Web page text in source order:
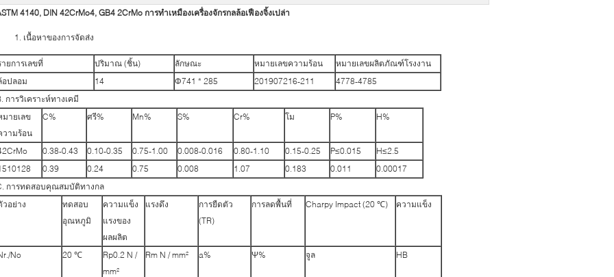
4140, DIN 42CrMo4, GB4 2CrMo การทำเหมืองเครื่องจักรกลล้อเฟืองจิ้งเปล่า
เนื้อหาของการจัดส่ง
ายการเลขที่ ปริมาณ (ชิ้น) ลักษณะ หมายเลขความร้อน
หมายเลขผลิตภัณฑ์โรงงาน
อปลอม
14 Φ741 * 285 201907216-211
4778-4785
การวิเคราะห์ทางเคมี
มายเลข
วามร้อน
C% ศรี% Mn% S% Cr% โม P% H%
0.38-0.43 0.10-0.35 0.75-1.00 0.008-0.016 0.80-1.10 0.15-0.25 P≤0.015
H≤2.5
0.39 0.24 0.75 0.008 1.07 0.183 0.011
0.00017
การทดสอบคุณสมบัติทางกล
วอย่าง
ทดสอบ
อุณหภูมิ
ความแข็ง
แรงของ
ผลผลิต
แรงดึง
การยืดตัว
(TR)
การลดพื้นที่ Charpy Impact (20 ℃) ความแข็ง
No 20 ℃
Rp0.2 N /
mm²
Rm N / mm² a% Ψ% จูล HB